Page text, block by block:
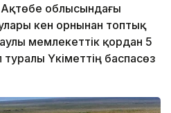
облысындағы
кен орнынан топтық
мемлекеттік қордан 5
туралы Үкіметтің баспасөз